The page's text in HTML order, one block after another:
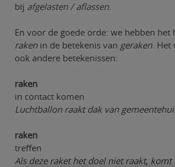
bij afgelasten / aflassen.
En voor de goede orde: we hebben het
rakenin de betekenis van geraken. Het
ook andere betekenissen:
raken
in contact komen
Luchtballon raakt dak van
raken
treffen
Als deze raket het doel niet raakt, komt